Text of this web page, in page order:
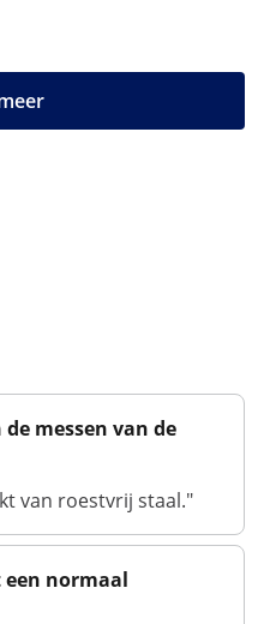
messen van de
van roestvrij staal."
normaal